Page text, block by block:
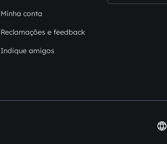
Minha conta
Reclamações e feedback
Indique amigos
